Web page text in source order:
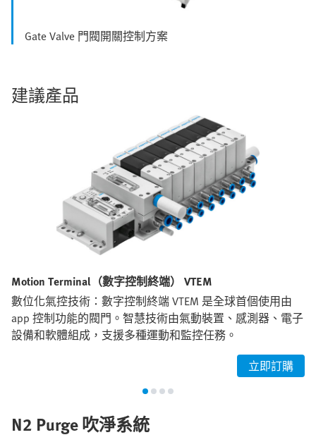
Gate Valve 門閥開關控制方案
建議產品
Motion Terminal（數字控制終端） VTEM
數位化氣控技術：數字控制終端 VTEM 是全球首個使用由
app 控制功能的閥門。智慧技術由氣動裝置、感測器、電子
設備和軟體組成，支援多種運動和監控任務。
立即訂購
N2 Purge吹淨系統